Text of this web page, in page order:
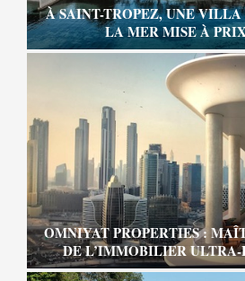
À SAINT-TROPEZ, UNE VILLA
LA MER MISE À
OMNIYAT PROPERTIES :
DE L’IMMOBILIER